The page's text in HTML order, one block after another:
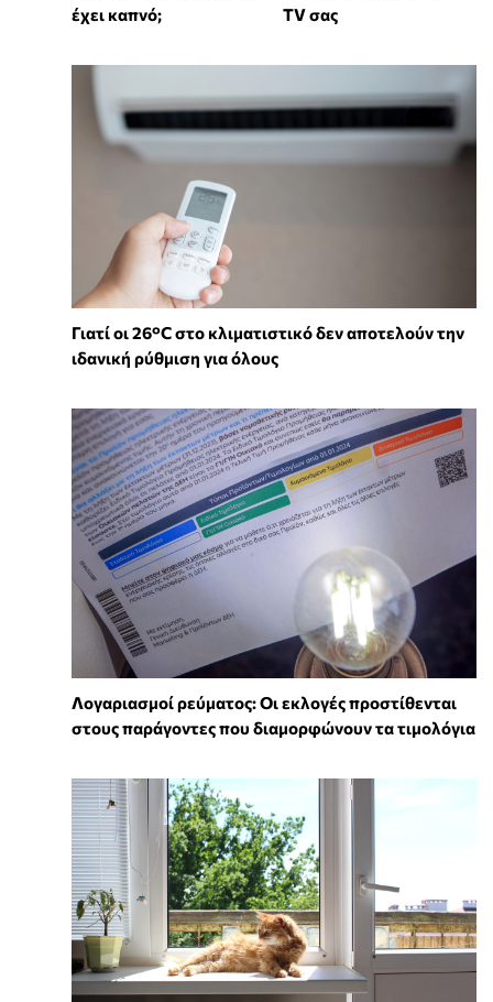
έχει καπνό;
TV σας
Γιατί οι 26°C στο κλιματιστικό δεν αποτελούν την
ιδανική ρύθμιση για όλους
Λογαριασμοί ρεύματος: Οι εκλογές προστίθενται
στους παράγοντες που διαμορφώνουν τα τιμολόγια